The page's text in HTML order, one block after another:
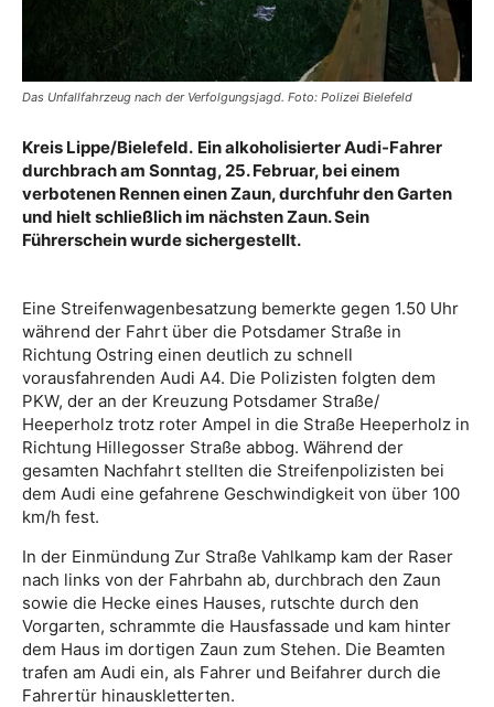
Das Unfallfahrzeug nach der Verfolgungsjagd. Foto: Polizei Bielefeld
Kreis Lippe/Bielefeld. Ein alkoholisierter Audi-Fahrer
durchbrach am Sonntag, 25. Februar, bei einem
verbotenen Rennen einen Zaun, durchfuhr den Garten
und hielt schließlich im nächsten Zaun. Sein
Führerschein wurde sichergestellt.
Eine Streifenwagenbesatzung bemerkte gegen 1.50 Uhr
während der Fahrt über die Potsdamer Straße in
Richtung Ostring einen deutlich zu schnell
vorausfahrenden Audi A4. Die Polizisten folgten dem
PKW, der an der Kreuzung Potsdamer Straße/
Heeperholz trotz roter Ampel in die Straße Heeperholz in
Richtung Hillegosser Straße abbog. Während der
gesamten Nachfahrt stellten die Streifenpolizisten bei
dem Audi eine gefahrene Geschwindigkeit von über 100
km/h fest.
In der Einmündung Zur Straße Vahlkamp kam der Raser
nach links von der Fahrbahn ab, durchbrach den Zaun
sowie die Hecke eines Hauses, rutschte durch den
Vorgarten, schrammte die Hausfassade und kam hinter
dem Haus im dortigen Zaun zum Stehen. Die Beamten
trafen am Audi ein, als Fahrer und Beifahrer durch die
Fahrertür hinauskletterten.